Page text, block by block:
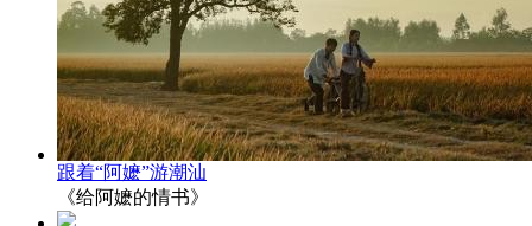
跟着“阿嬷”游潮汕
《给阿嬷的情书》